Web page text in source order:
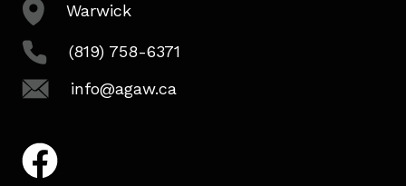
Warwick
(819) 758-6371
info@agaw.ca